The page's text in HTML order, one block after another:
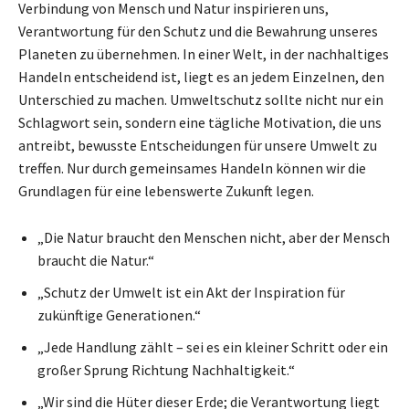
Verbindung von Mensch und Natur inspirieren uns,
Verantwortung für den Schutz und die Bewahrung unseres
Planeten zu übernehmen. In einer Welt, in der nachhaltiges
Handeln entscheidend ist, liegt es an jedem Einzelnen, den
Unterschied zu machen. Umweltschutz sollte nicht nur ein
Schlagwort sein, sondern eine tägliche Motivation, die uns
antreibt, bewusste Entscheidungen für unsere Umwelt zu
treffen. Nur durch gemeinsames Handeln können wir die
Grundlagen für eine lebenswerte Zukunft legen.
„Die Natur braucht den Menschen nicht, aber der Mensch
braucht die Natur.“
„Schutz der Umwelt ist ein Akt der Inspiration für
zukünftige Generationen.“
„Jede Handlung zählt – sei es ein kleiner Schritt oder ein
großer Sprung Richtung Nachhaltigkeit.“
„Wir sind die Hüter dieser Erde; die Verantwortung liegt